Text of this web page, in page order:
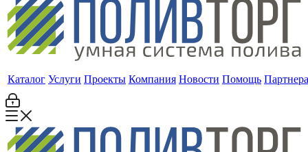
Каталог Услуги Проекты Компания Новости Помощь